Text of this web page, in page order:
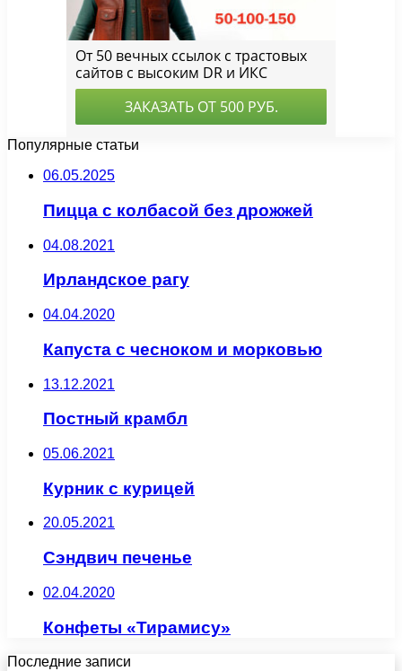
Популярные статьи
06.05.2025
Пицца с колбасой без дрожжей
04.08.2021
Ирландское рагу
04.04.2020
Капуста с чесноком и морковью
13.12.2021
Постный крамбл
05.06.2021
Курник с курицей
20.05.2021
Сэндвич печенье
02.04.2020
Конфеты «Тирамису»
Последние записи